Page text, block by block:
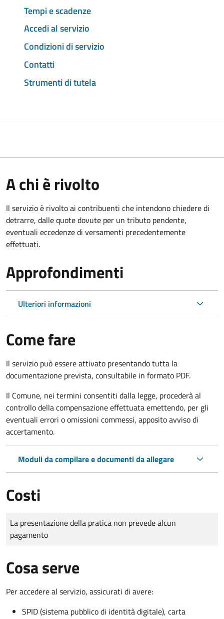
Tempi e scadenze
Accedi al servizio
Condizioni di servizio
Contatti
Strumenti di tutela
A chi è rivolto
Il servizio è rivolto ai contribuenti che intendono chiedere di
detrarre, dalle quote dovute per un tributo pendente,
eventuali eccedenze di versamenti precedentemente
effettuati.
Approfondimenti
Ulteriori informazioni
Come fare
Il servizio può essere attivato presentando tutta la
documentazione prevista, consultabile in formato PDF.
Il Comune, nei termini consentiti dalla legge, procederà al
controllo della compensazione effettuata emettendo, per gli
eventuali errori o omissioni commessi, apposito avviso di
accertamento.
Moduli da compilare e documenti da allegare
Costi
Tipo di pagamento
Importo
La presentazione della pratica non prevede alcun
pagamento
Cosa serve
Per accedere al servizio, assicurati di avere:
SPID (sistema pubblico di identità digitale), carta